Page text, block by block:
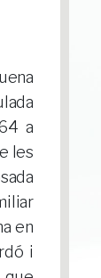
a
les
en
i